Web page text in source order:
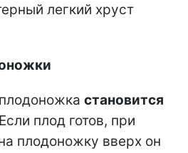
легкий хруст
становится
Если плод готов, при
плодоножку вверх он